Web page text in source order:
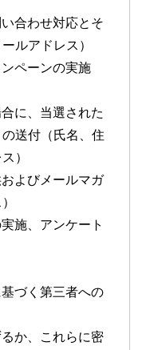
合わせ対応とそ
ルアドレス）
ペーンの実施
に、当選された
送付（氏名、住
）
よびメールマガ
施、アンケート
づく第三者への
か、これらに密